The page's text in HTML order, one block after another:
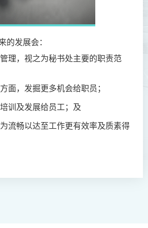
的发展会：
理，视之为秘书处主要的职责范
面，发掘更多机会给职员；
训及发展给员工；及
流畅以达至工作更有效率及质素得